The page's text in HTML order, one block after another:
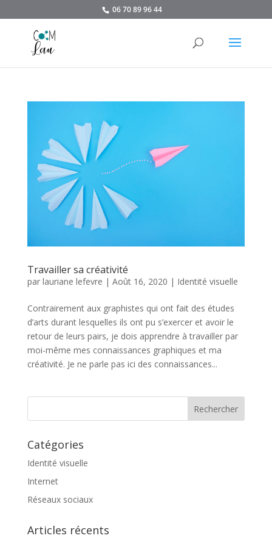
06 70 89 96 44
Travailler sa créativité
par lauriane lefevre | Août 16, 2020 | Identité visuelle
Contrairement aux graphistes qui ont fait des études
d’arts durant lesquelles ils ont pu s’exercer et avoir le
retour de leurs pairs, je dois apprendre à travailler par
moi-même mes connaissances graphiques et ma
créativité. Je ne parle pas ici des connaissances...
Catégories
Identité visuelle
Internet
Réseaux sociaux
Articles récents